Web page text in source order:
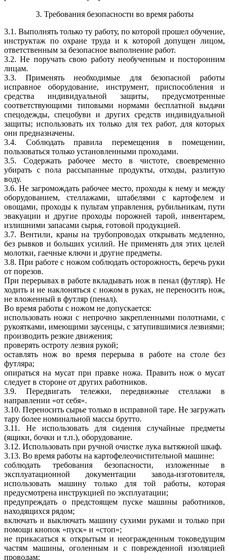
3. Требования безопасности во время работы
3.1. Выполнять только ту работу, по которой прошел обучение,
инструктаж по охране труда и к которой допущен лицом,
ответственным за безопасное выполнение работ.
3.2. Не поручать свою работу необученным и посторонним
лицам.
3.3. Применять необходимые для безопасной работы
исправное оборудование, инструмент, приспособления и
средства индивидуальной защиты, предусмотренные
соответствующими типовыми нормами бесплатной выдачи
спецодежды, спецобуви и других средств индивидуальной
защиты; использовать их только для тех работ, для которых
они предназначены.
3.4. Соблюдать правила перемещения в помещении,
пользоваться только установленными проходами.
3.5. Содержать рабочее место в чистоте, своевременно
убирать с пола рассыпанные продукты, отходы, разлитую
воду.
3.6. Не загромождать рабочее место, проходы к нему и между
оборудованием, стеллажами, штабелями с картофелем и
овощами, проходы к пультам управления, рубильникам, пути
эвакуации и другие проходы порожней тарой, инвентарем,
излишними запасами сырья, готовой продукцией.
3.7. Вентили, краны на трубопроводах открывать медленно,
без рывков и больших усилий. Не применять для этих целей
молотки, гаечные ключи и другие предметы.
3.8. При работе с ножом соблюдать осторожность, беречь руки
от порезов.
При перерывах в работе вкладывать нож в пенал (футляр). Не
ходить и не наклоняться с ножом в руках, не переносить нож,
не вложенный в футляр (пенал).
Во время работы с ножом не допускается:
использовать ножи с непрочно закрепленными полотнами, с
рукоятками, имеющими заусенцы, с затупившимися лезвиями;
производить резкие движения;
проверять остроту лезвия рукой;
оставлять нож во время перерыва в работе на столе без
футляра;
опираться на мусат при правке ножа. Править нож о мусат
следует в стороне от других работников.
3.9. Передвигать тележки, передвижные стеллажи в
направлении «от себя».
3.10. Переносить сырье только в исправной таре. Не загружать
тару более номинальной массы брутто.
3.11. Не использовать для сидения случайные предметы
(ящики, бочки и т.п.), оборудование.
3.12. Использовать при ручной очистке лука вытяжной шкаф.
3.13. Во время работы на картофелеочистительной машине:
соблюдать требования безопасности, изложенные в
эксплуатационной документации завода-изготовителя,
использовать машину только для той работы, которая
предусмотрена инструкцией по эксплуатации;
предупреждать о предстоящем пуске машины работников,
находящихся рядом;
включать и выключать машину сухими руками и только при
помощи кнопок «пуск» и «стоп»;
не прикасаться к открытым и неогражденным токоведущим
частям машины, оголенным и с поврежденной изоляцией
проводам;